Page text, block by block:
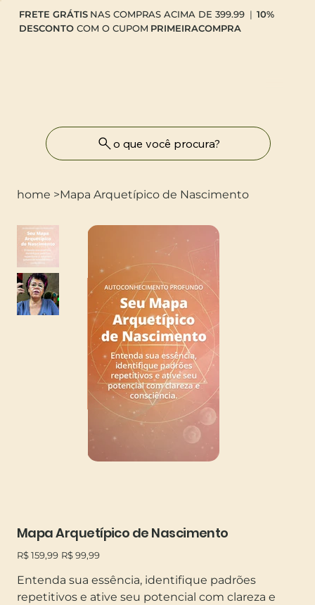
FRETE GRÁTIS NAS COMPRAS ACIMA DE 399.99 |10%
DESCONTOCOM O CUPOM PRIMEIRACOMPRA
o que você procura?
home >Mapa Arquetípico de Nascimento
Mapa Arquetípico de Nascimento
Preço
original
R$ 159,99 Preço
promocional
R$ 99,99
Entenda sua essência, identifique padrões
repetitivos e ative seu potencial com clareza e